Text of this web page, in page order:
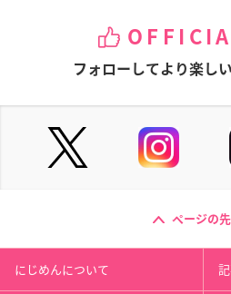
フォローしてより楽し
ページの
にじめんについて